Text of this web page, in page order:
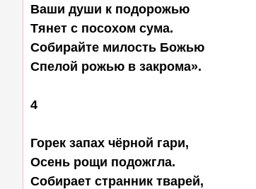
Ваши души к подорожью
Тянет с посохом сума.
Собирайте милость Божью
Спелой рожью в закрома».
4
Горек запах чёрной гари,
Осень рощи подожгла.
Собирает странник тварей,